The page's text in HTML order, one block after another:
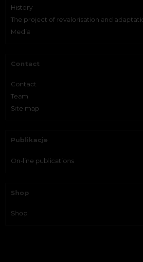
History
The project of revalorisation and
Media
Contact
Contact
Team
Site map
Publikacje
On-line publications
Shop
Shop